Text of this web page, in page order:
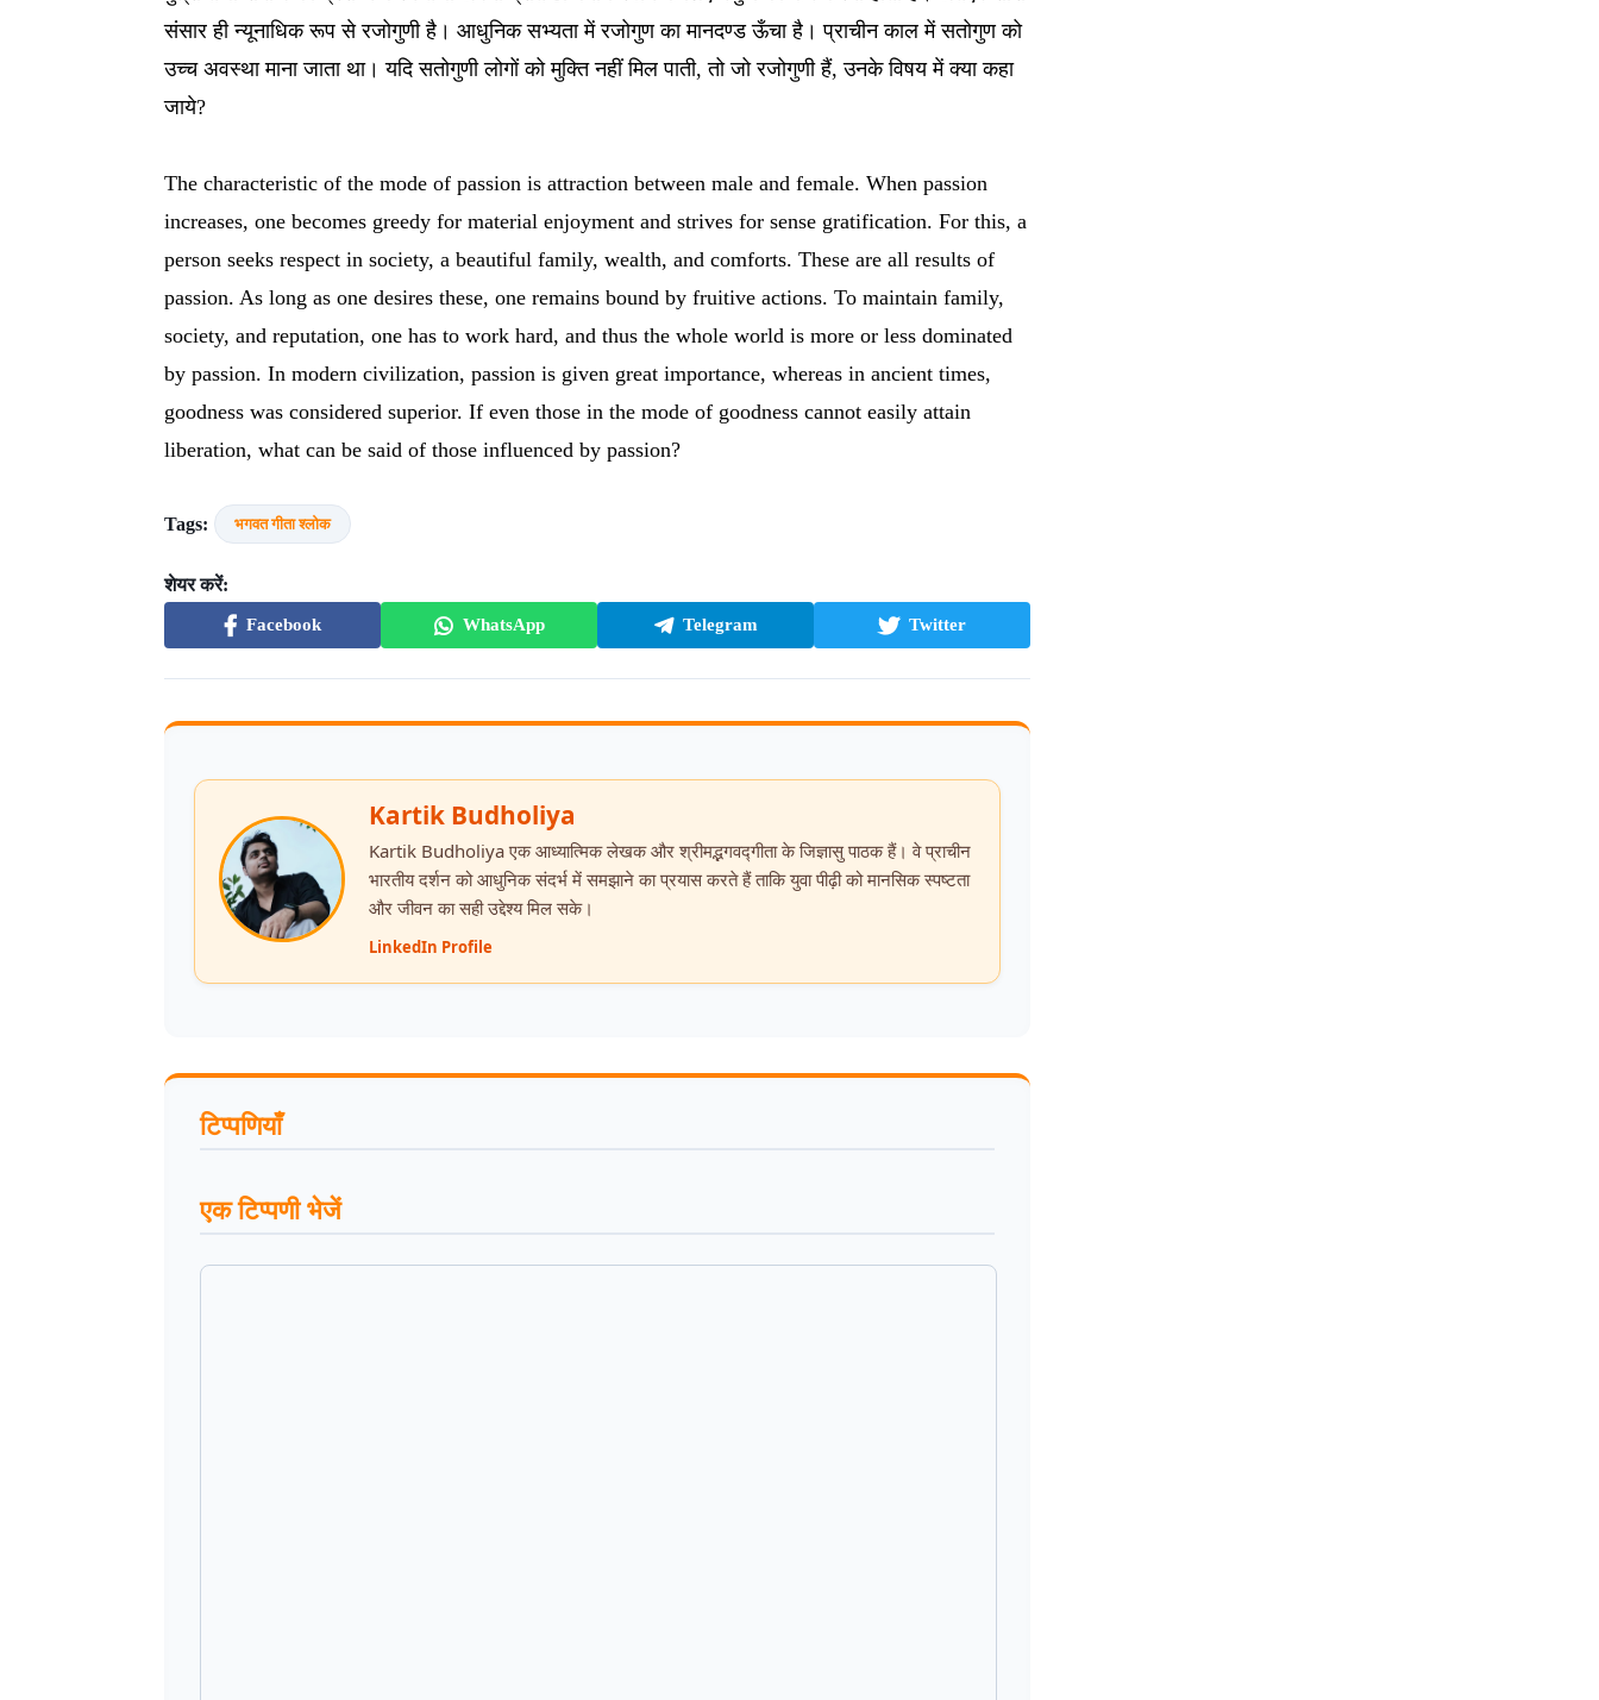
संसार ही न्यूनाधिक रूप से रजोगुणी है। आधुनिक सभ्यता में रजोगुण का मानदण्ड ऊँचा है। प्राचीन काल में सतोगुण को
उच्च अवस्था माना जाता था। यदि सतोगुणी लोगों को मुक्ति नहीं मिल पाती, तो जो रजोगुणी हैं, उनके विषय में क्या कहा
जाये?
The characteristic of the mode of passion is attraction between male and female. When passion
increases, one becomes greedy for material enjoyment and strives for sense gratification. For this, a
person seeks respect in society, a beautiful family, wealth, and comforts. These are all results of
passion. As long as one desires these, one remains bound by fruitive actions. To maintain family,
society, and reputation, one has to work hard, and thus the whole world is more or less dominated
by passion. In modern civilization, passion is given great importance, whereas in ancient times,
goodness was considered superior. If even those in the mode of goodness cannot easily attain
liberation, what can be said of those influenced by passion?
Tags: भगवत गीता श्लोक
शेयर करें:
Facebook WhatsApp Telegram Twitter
Kartik Budholiya
Kartik Budholiya एक आध्यात्मिक लेखक और श्रीमद्भगवद्गीता के जिज्ञासु पाठक हैं। वे प्राचीन
भारतीय दर्शन को आधुनिक संदर्भ में समझाने का प्रयास करते हैं ताकि युवा पीढ़ी को मानसिक स्पष्टता
और जीवन का सही उद्देश्य मिल सके।
LinkedIn Profile
टिप्पणियाँ
एक टिप्पणी भेजें